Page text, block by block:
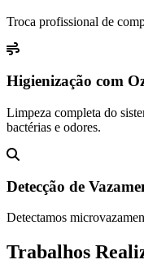
Troca profissional de
Higienização com
Limpeza completa do
bactérias e odores.
Detecção de
Detectamos
Trabalhos